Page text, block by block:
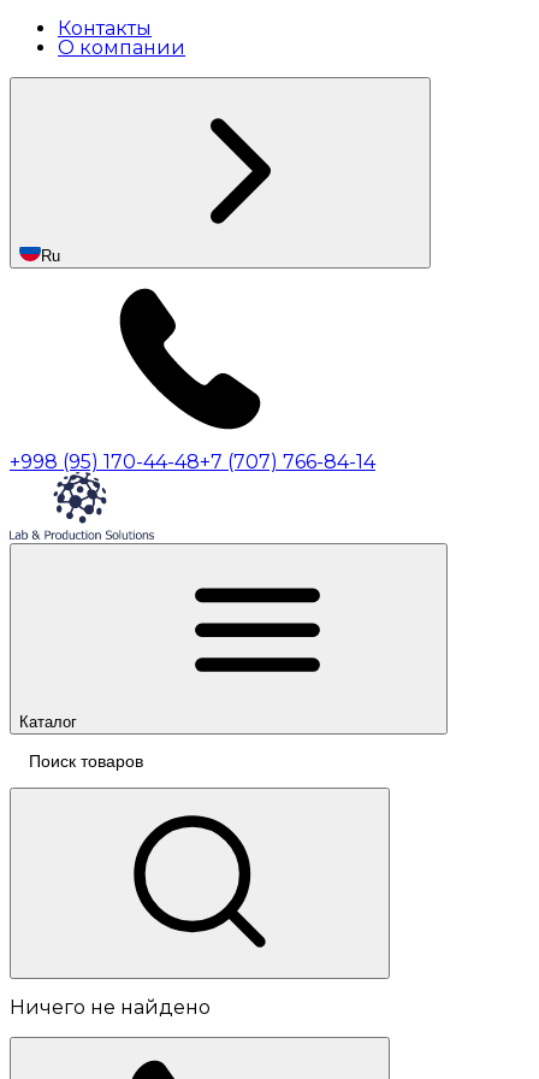
Контакты
О компании
Ru
+998 (95) 170-44-48+7 (707) 766-84-14
Каталог
Ничего не найдено